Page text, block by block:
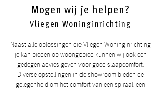
Mogen wij je helpen?
Vliegen Woninginrichting
Naast alle oplossingen die Vliegen Woninginrichting
je kan bieden op woongebied kunnen wij ook een
gedegen advies geven voor goed slaapcomfort.
Diverse opstellingen in de showroom bieden de
gelegenheid om het comfort van een spiraal, een